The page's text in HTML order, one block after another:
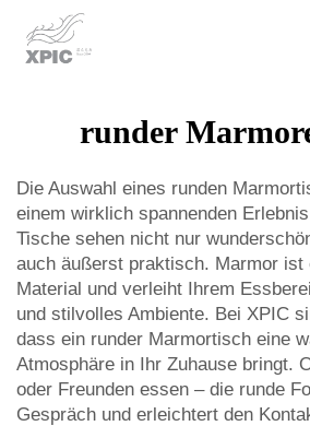
runder
Die Auswahl eines runden
einem wirklich spannenden
Tische sehen nicht nur
auch äußerst praktisch. Marmor ist
Material und verleiht Ihrem
und stilvolles Ambiente. Bei XPIC
dass ein runder Marmortisch eine
Atmosphäre in Ihr Zuhause bringt.
oder Freunden essen – die runde
Gespräch und erleichtert den